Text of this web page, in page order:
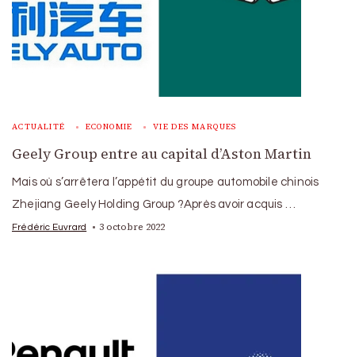
ACTUALITÉ ECONOMIE VIE DES MARQUES
Geely Group entre au capital d’Aston Martin
Mais où s’arrêtera l’appétit du groupe automobile chinois
Zhejiang Geely Holding Group ?Après avoir acquis …
Frédéric Euvrard 3 octobre 2022